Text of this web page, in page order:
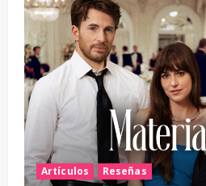
Artículos Reseñas